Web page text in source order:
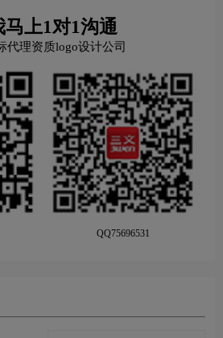
马上1对1沟通
代理资质logo设计公司
QQ75696531